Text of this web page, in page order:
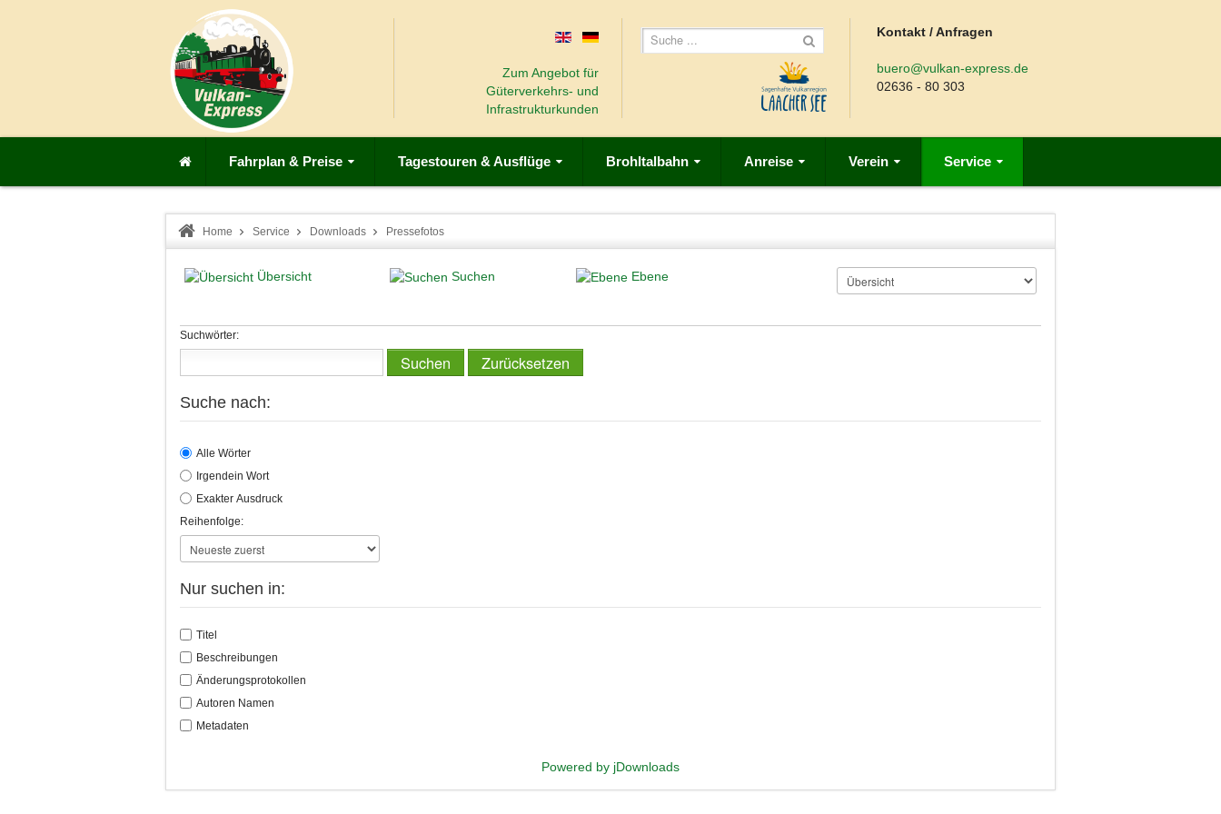
Zum Angebot für
Güterverkehrs- und
Infrastrukturkunden
Kontakt / Anfragen
buero@vulkan-express.de
02636 - 80 303
Fahrplan & Preise Tagestouren & Ausflüge Brohltalbahn Anreise Verein Service
Home Service Downloads Pressefotos
Übersicht Suchen Ebene
Suchwörter:
Suchen Zurücksetzen
Suche nach:
Alle Wörter
Irgendein Wort
Exakter Ausdruck
Reihenfolge:
Nur suchen in:
Titel
Beschreibungen
Änderungsprotokollen
Autoren Namen
Metadaten
Powered by jDownloads